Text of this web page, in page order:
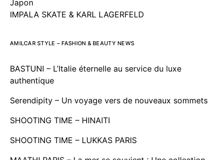
Japon
IMPALA SKATE & KARL LAGERFELD
AMILCAR STYLE – FASHION & BEAUTY NEWS
BASTUNI – L’Italie éternelle au service du luxe
authentique
Serendipity – Un voyage vers de nouveaux sommets
SHOOTING TIME – HINAITI
SHOOTING TIME – LUKKAS PARIS